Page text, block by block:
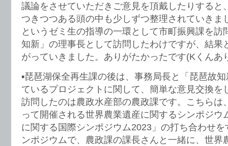
議論をさせていただきご意見を頂戴したりすると
つきつつある頭の中も少しずつ整理されていきま
というゼミ生の指導の一環として市町振興課を訪
知新」の理事長として訪問したわけですが、結果
がっていきました。ありがたかったです(Kくんあ
▪️琵琶湖保全再生課の後は、事務局長と「琵琶故
ているプロジェクトに関して、簡単な意見交換を
訪問したのは農政水産部の農政課です。こちらは
って開催される世界農業遺産に関するシンポジウ
に関する国際シンポジウム2023」の打ち合わせ
ンポジウムで、農政課の課長さんと一緒に、世界